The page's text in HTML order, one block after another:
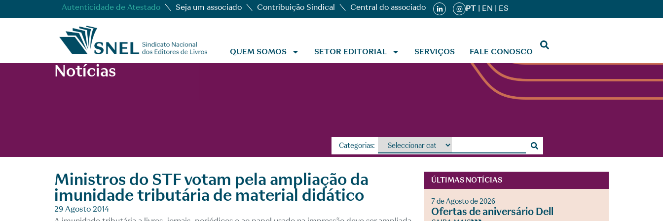
Autenticidade de Atestado Seja um associado Contribuição Sindical Central do associado PT | EN | ES
QUEM SOMOS SETOR EDITORIAL SERVIÇOS FALE CONOSCO
Notícias
Categorias:
Ministros do STF votam pela ampliação da
imunidade tributária de material didático
29 Agosto 2014
ÚLTIMAS NOTÍCIAS
7 de Agosto de 2026
Ofertas de aniversário Dell